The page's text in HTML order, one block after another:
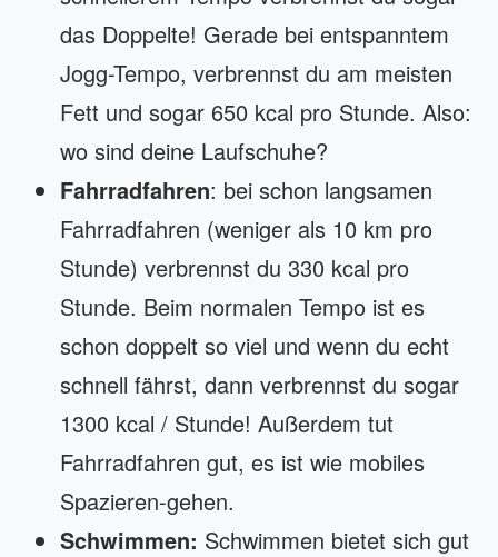
das Doppelte! Gerade bei entspanntem
Jogg-Tempo, verbrennst du am meisten
Fett und sogar 650 kcal pro Stunde. Also:
wo sind deine Laufschuhe?
Fahrradfahren: bei schon langsamen
Fahrradfahren (weniger als 10 km pro
Stunde) verbrennst du 330 kcal pro
Stunde. Beim normalen Tempo ist es
schon doppelt so viel und wenn du echt
schnell fährst, dann verbrennst du sogar
1300 kcal / Stunde! Außerdem tut
Fahrradfahren gut, es ist wie mobiles
Spazieren-gehen.
Schwimmen: Schwimmen bietet sich gut